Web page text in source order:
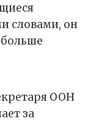
словами, он
ООН
за